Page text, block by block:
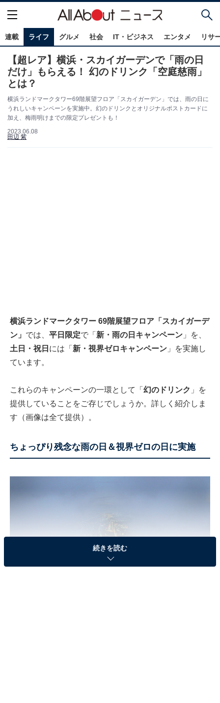
連載 ライフ グルメ 社会 IT・ビジネス エンタメ リサ
【超レア】横浜・スカイガーデンで「雨の日
だけ」もらえる！ 幻のドリンク「空庭慈雨」
とは？
横浜ランドマークタワー69階展望フロア「スカイガーデン」では、雨の日に
うれしいキャンペーンを実施中。幻のドリンクとオリジナルポストカードに
加え、梅雨明けまでの限定プレゼントも！
2023.06.08
田辺 紫
横浜ランドマークタワー 69階展望フロア「スカイガーデ
ン」 では、 平日限定で「 新・雨の日キャンペーン 」を、
土日・祝日 には「 新・視界ゼロキャンペーン 」を実施し
ています。
これらのキャンペーンの一環として「 幻のドリンク 」を
提供していることをご存じでしょうか。詳しく紹介しま
す（画像は全て提供）。
ちょっぴり残念な雨の日＆視界ゼロの日に実施
続きを読む